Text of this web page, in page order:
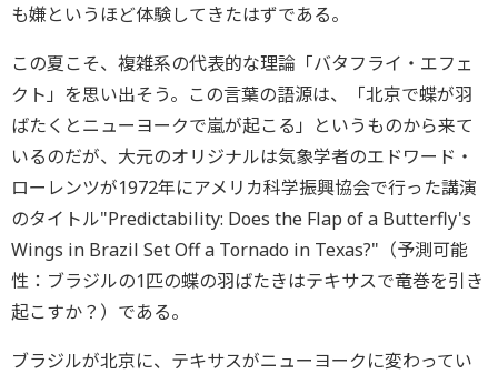
も嫌というほど体験してきたはずである。
この夏こそ、複雑系の代表的な理論「バタフライ・エフェ
クト」を思い出そう。この言葉の語源は、「北京で蝶が羽
ばたくとニューヨークで嵐が起こる」というものから来て
いるのだが、大元のオリジナルは気象学者のエドワード・
ローレンツが1972年にアメリカ科学振興協会で行った講演
のタイトル"Predictability: Does the Flap of a Butterfly's
Wings in Brazil Set Off a Tornado in Texas?"（予測可能
性：ブラジルの1匹の蝶の羽ばたきはテキサスで竜巻を引き
起こすか？）である。
ブラジルが北京に、テキサスがニューヨークに変わってい